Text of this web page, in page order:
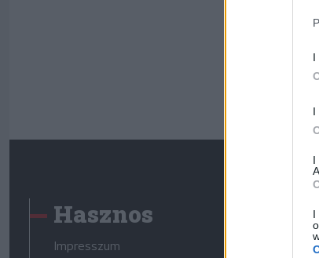
I
I
I
I
Hasznos
Impresszum